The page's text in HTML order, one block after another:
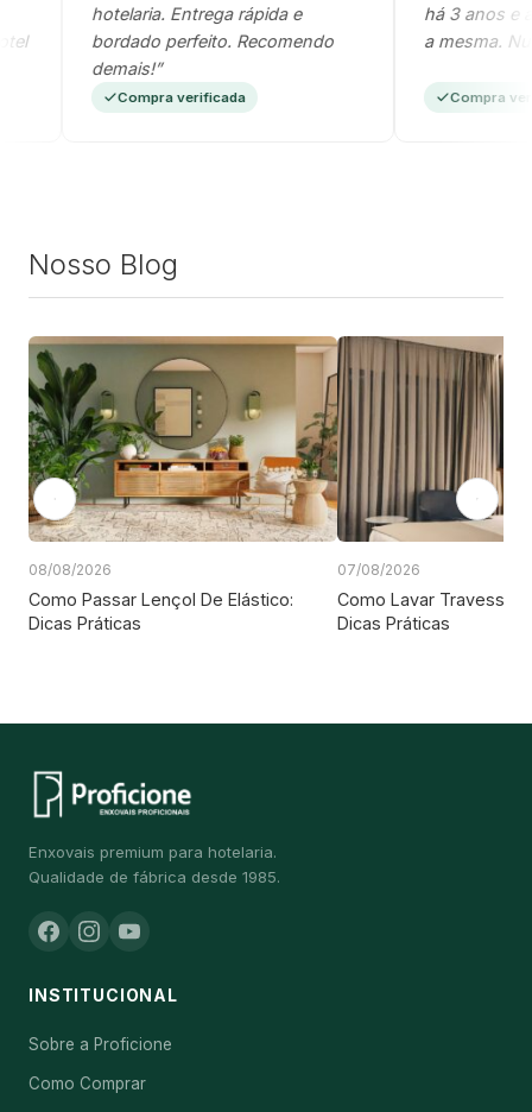
hotelaria. Entrega rápida e
bordado perfeito. Recomendo
demais!”
Compra verificada
há 3 anos e a
a mesma.
Compra
Nosso Blog
08/08/2026
Como Passar Lençol De Elástico:
Dicas Práticas
07/08/2026
Como Lavar
Dicas Práticas
Enxovais premium para hotelaria.
Qualidade de fábrica desde 1985.
INSTITUCIONAL
Sobre a Proficione
Como Comprar